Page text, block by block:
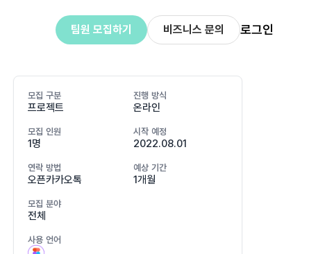
팀원 모집하기 비즈니스 문의 로그인
모집 구분
프로젝트
진행 방식
온라인
모집 인원
1명
시작 예정
2022.08.01
연락 방법
오픈카카오톡
예상 기간
1개월
모집 분야
전체
사용 언어